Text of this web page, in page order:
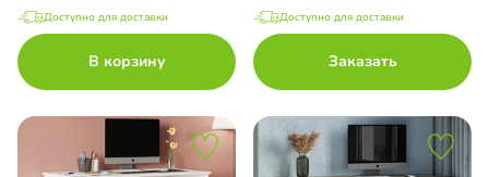
Доступно для доставки
В корзину
Доступно для доставки
Заказать